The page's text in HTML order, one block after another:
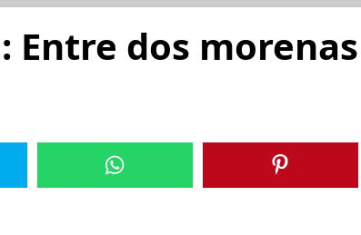
Entre dos morenas